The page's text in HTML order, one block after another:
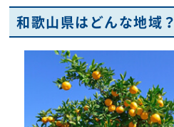
和歌山県はどんな地域？